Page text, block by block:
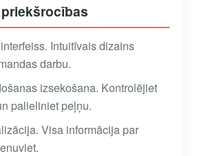
Intuitīvais dizains
darbu.
izsekošana. Kontrolējiet
palieliniet peļņu.
Visa informācija par